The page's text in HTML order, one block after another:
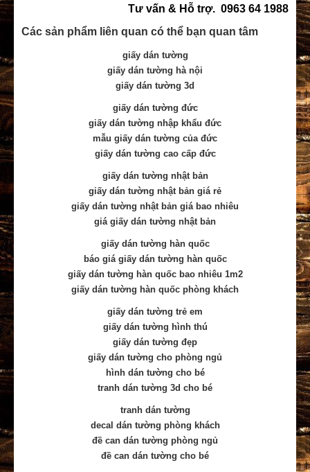
Tư vấn & Hỗ trợ. 0963 64 1988
Các sản phẩm liên quan có thể bạn quan tâm
giấy dán tường
giấy dán tường hà nội
giấy dán tường 3d
giấy dán tường đức
giấy dán tường nhập khẩu đức
mẫu giấy dán tường của đức
giấy dán tường cao cấp đức
giấy dán tường nhật bản
giấy dán tường nhật bản giá rẻ
giấy dán tường nhật bản giá bao nhiêu
giá giấy dán tường nhật bản
giấy dán tường hàn quốc
báo giá giấy dán tường hàn quốc
giấy dán tường hàn quốc bao nhiêu 1m2
giấy dán tường hàn quốc phòng khách
giấy dán tường trẻ em
giấy dán tường hình thú
giấy dán tường đẹp
giấy dán tường cho phòng ngủ
hình dán tường cho bé
tranh dán tường 3d cho bé
tranh dán tường
decal dán tường phòng khách
đề can dán tường phòng ngủ
đề can dán tường cho bé